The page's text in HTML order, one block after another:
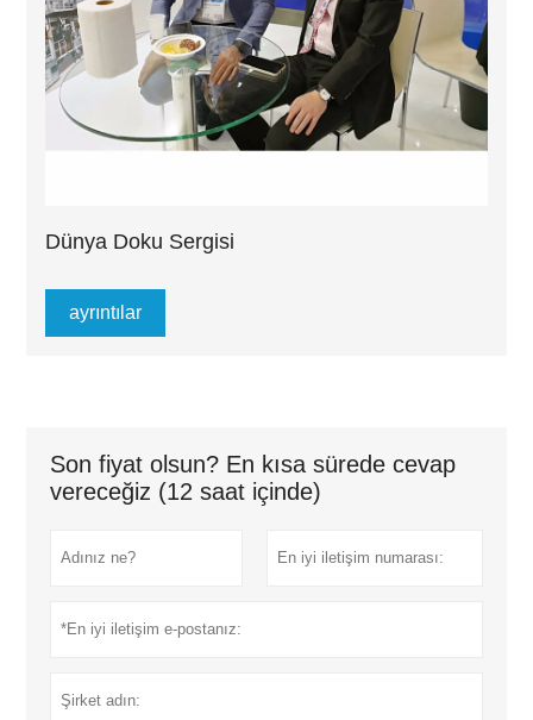
Dünya Doku Sergisi
ayrıntılar
Son fiyat olsun? En kısa sürede cevap
vereceğiz (12 saat içinde)